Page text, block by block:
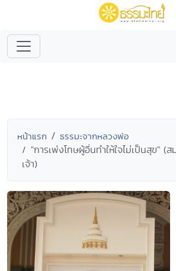
หน้าแรก ธรรมะจากหลวงพ่อ
"การเพ่งโทษผู้อื่นทำให้ใจไม่เป็นสุข" (ส
เจ้า)